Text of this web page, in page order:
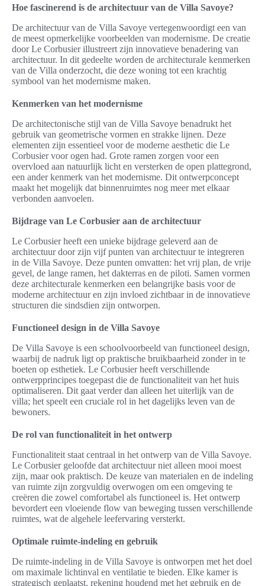
Hoe fascinerend is de architectuur van de Villa Savoye?
De architectuur van de Villa Savoye vertegenwoordigt een van
de meest opmerkelijke voorbeelden van modernisme. De creatie
door Le Corbusier illustreert zijn innovatieve benadering van
architectuur. In dit gedeelte worden de architecturale kenmerken
van de Villa onderzocht, die deze woning tot een krachtig
symbool van het modernisme maken.
Kenmerken van het modernisme
De architectonische stijl van de Villa Savoye benadrukt het
gebruik van geometrische vormen en strakke lijnen. Deze
elementen zijn essentieel voor de moderne aesthetic die Le
Corbusier voor ogen had. Grote ramen zorgen voor een
overvloed aan natuurlijk licht en versterken de open plattegrond,
een ander kenmerk van het modernisme. Dit ontwerpconcept
maakt het mogelijk dat binnenruimtes nog meer met elkaar
verbonden aanvoelen.
Bijdrage van Le Corbusier aan de architectuur
Le Corbusier heeft een unieke bijdrage geleverd aan de
architectuur door zijn vijf punten van architectuur te integreren
in de Villa Savoye. Deze punten omvatten: het vrij plan, de vrije
gevel, de lange ramen, het dakterras en de piloti. Samen vormen
deze architecturale kenmerken een belangrijke basis voor de
moderne architectuur en zijn invloed zichtbaar in de innovatieve
structuren die sindsdien zijn ontworpen.
Functioneel design in de Villa Savoye
De Villa Savoye is een schoolvoorbeeld van functioneel design,
waarbij de nadruk ligt op praktische bruikbaarheid zonder in te
boeten op esthetiek. Le Corbusier heeft verschillende
ontwerpprincipes toegepast die de functionaliteit van het huis
optimaliseren. Dit gaat verder dan alleen het uiterlijk van de
villa; het speelt een cruciale rol in het dagelijks leven van de
bewoners.
De rol van functionaliteit in het ontwerp
Functionaliteit staat centraal in het ontwerp van de Villa Savoye.
Le Corbusier geloofde dat architectuur niet alleen mooi moest
zijn, maar ook praktisch. De keuze van materialen en de indeling
van ruimte zijn zorgvuldig overwogen om een omgeving te
creëren die zowel comfortabel als functioneel is. Het ontwerp
bevordert een vloeiende flow van beweging tussen verschillende
ruimtes, wat de algehele leefervaring versterkt.
Optimale ruimte-indeling en gebruik
De ruimte-indeling in de Villa Savoye is ontworpen met het doel
om maximale lichtinval en ventilatie te bieden. Elke kamer is
strategisch geplaatst, rekening houdend met het gebruik en de